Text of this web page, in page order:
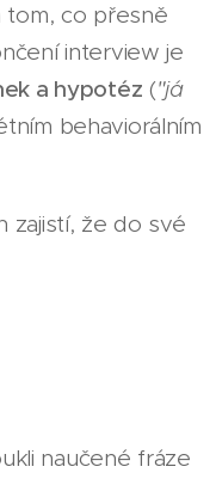
tom, co přesně
interview je
a hypotéz ("já
behaviorálním
zajistí, že do své
naučené fráze